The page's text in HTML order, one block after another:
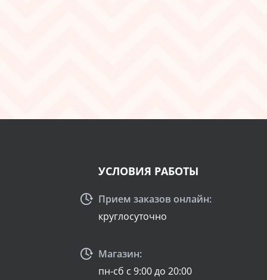
УСЛОВИЯ РАБОТЫ
Прием заказов онлайн:
круглосуточно
Магазин:
пн-сб с 9:00 до 20:00